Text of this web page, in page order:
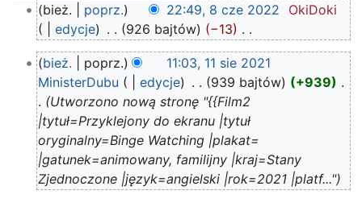
cze
2022
bież. poprz. 22:49, 8 cze 2022
OkiDoki
edycje
926 bajtów −13
i
e
p
o
d
a
n
2021
bież. poprz.
11:03, 11 sie 2021
MinisterDubu
edycje 939 bajtów +939
Utworzono nową stronę "{{Film2
|tytuł=Przyklejony do ekranu |tytuł
oryginalny=Binge Watching |plakat=
|gatunek=animowany, familijny |kraj=Stany
Zjednoczone |język=angielski |rok=2021 |platf..."